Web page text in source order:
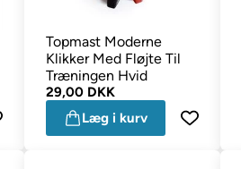
Topmast Moderne
Klikker Med Fløjte Til
Træningen Hvid
29,00 DKK
Læg i kurv